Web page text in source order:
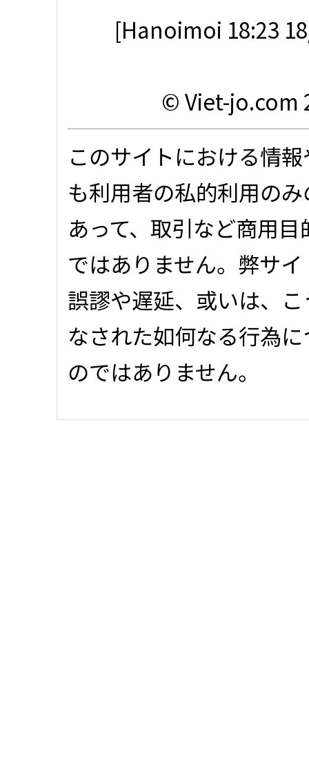
[Hanoimoi 18:23
© Viet-jo.com
このサイトにおける情
も利用者の私的利用の
あって、取引など商用
ではありません。弊サ
誤謬や遅延、或いは、
なされた如何なる行為
のではありません。